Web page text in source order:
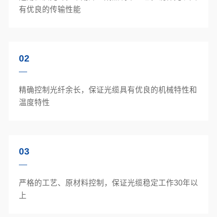
有优良的传输性能
02
精确控制光纤余长，保证光缆具有优良的机械特性和
温度特性
03
严格的工艺、原材料控制，保证光缆稳定工作30年以
上